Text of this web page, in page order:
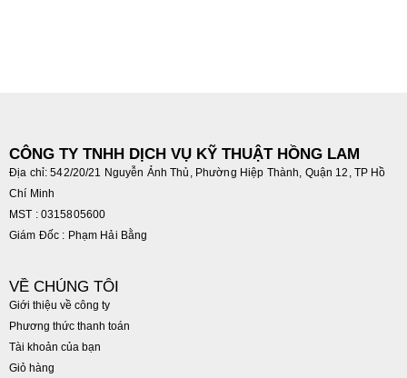
CÔNG TY TNHH DỊCH VỤ KỸ THUẬT HỒNG LAM
Địa chỉ: 542/20/21 Nguyễn Ảnh Thủ, Phường Hiệp Thành, Quận 12, TP Hồ
Chí Minh
MST : 0315805600
Giám Đốc : Phạm Hải Bằng
VỀ CHÚNG TÔI
Giới thiệu về công ty
Phương thức thanh toán
Tài khoản của bạn
Giỏ hàng